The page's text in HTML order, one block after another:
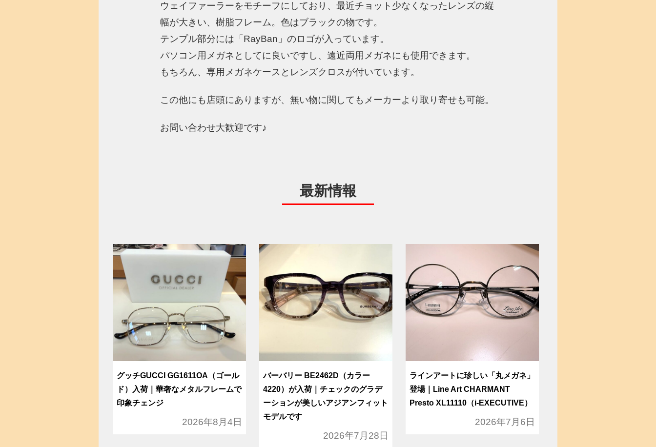
ウェイファーラーをモチーフにしており、最近チョット少なくなったレンズの縦
幅が大きい、樹脂フレーム。色はブラックの物です。
テンプル部分には「RayBan」のロゴが入っています。
パソコン用メガネとしてに良いですし、遠近両用メガネにも使用できます。
もちろん、専用メガネケースとレンズクロスが付いています。
この他にも店頭にありますが、無い物に関してもメーカーより取り寄せも可能。
お問い合わせ大歓迎です♪
最新情報
グッチGUCCI GG1611OA（ゴール
ド）入荷｜華奢なメタルフレームで
印象チェンジ
2026年8月4日
バーバリー BE2462D（カラー
4220）が入荷｜チェックのグラデ
ーションが美しいアジアンフィット
モデルです
2026年7月28日
ラインアートに珍しい「丸メガネ」
登場｜Line Art CHARMANT
Presto XL11110（i-EXECUTIVE）
2026年7月6日